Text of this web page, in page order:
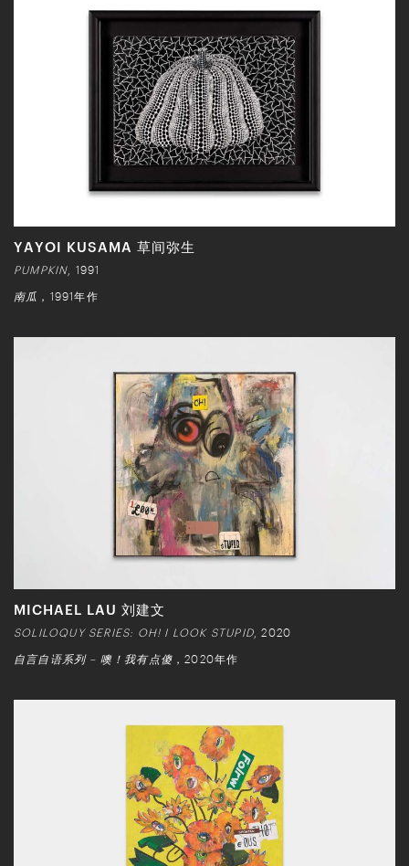
YAYOI KUSAMA 草间弥生
PUMPKIN , 1991
南瓜 ，1991年作
MICHAEL LAU 刘建文
SOLILOQUY SERIES: OH! I LOOK STUPID , 2020
自言自语系列 – 噢！我有点傻 ，2020年作